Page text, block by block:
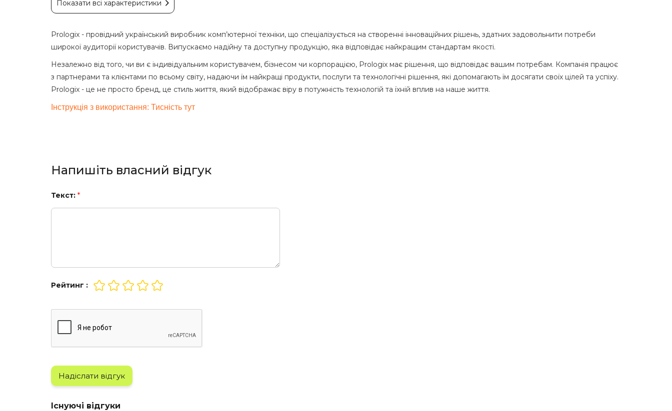
Показати всі характеристики
Prologix - провідний український виробник комп’ютерної техніки, що спеціалізується на створенні інноваційних рішень, здатних задовольнити потреби
широкої аудиторії користувачів. Випускаємо надійну та доступну продукцію, яка відповідає найкращим стандартам якості.
Незалежно від того, чи ви є індивідуальним користувачем, бізнесом чи корпорацією, Prologix має рішення, що відповідає вашим потребам. Компанія працює
з партнерами та клієнтами по всьому світу, надаючи їм найкращі продукти, послуги та технологічні рішення, які допомагають їм досягати своїх цілей та успіху.
Prologix - це не просто бренд, це стиль життя, який відображає віру в потужність технологій та їхній вплив на наше життя.
Інструкція з використання: Тисність тут
Напишіть власний відгук
Текст: *
Рейтинг :
Надіслати відгук
Існуючі відгуки